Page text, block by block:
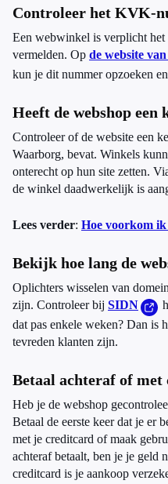
Controleer het KVK-
Een webwinkel is verplicht
vermelden. Op de website
kun je dit nummer opzoeken
Heeft de webshop een
Controleer of de website een
Waarborg, bevat. Winkels
onterecht op hun site zetten.
de winkel daadwerkelijk is
Lees verder: Hoe voorkom
Bekijk hoe lang de
Oplichters wisselen van
zijn. Controleer bij SIDN
dat pas enkele weken? Dan is
tevreden klanten zijn.
Betaal achteraf of
Heb je de webshop
Betaal de eerste keer dat je er
met je creditcard of maak
achteraf betaalt, ben je je geld
creditcard is je aankoop